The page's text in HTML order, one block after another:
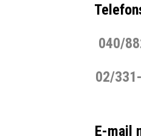
040/
02/
E-mail